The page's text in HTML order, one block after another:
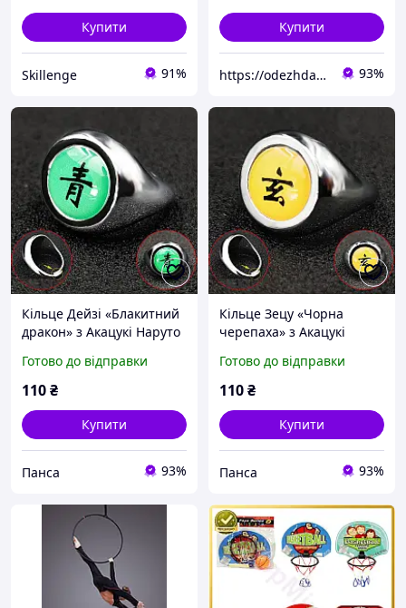
Купити
Skillenge 91%
Купити
https://odezhda-vsem.com.ua/ua/ 93%
Кільце Дейзі «Блакитний
дракон» з Акацукі Наруто
Готово до відправки
110₴
Купити
Панса 93%
Кільце Зецу «Чорна
черепаха» з Акацукі
(l_9235)
Готово до відправки
110₴
Купити
Панса 93%